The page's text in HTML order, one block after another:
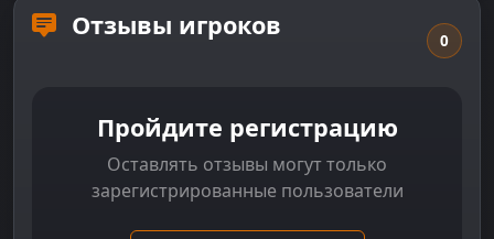
Отзывы игроков 0
Пройдите регистрацию
Оставлять отзывы могут только
зарегистрированные пользователи